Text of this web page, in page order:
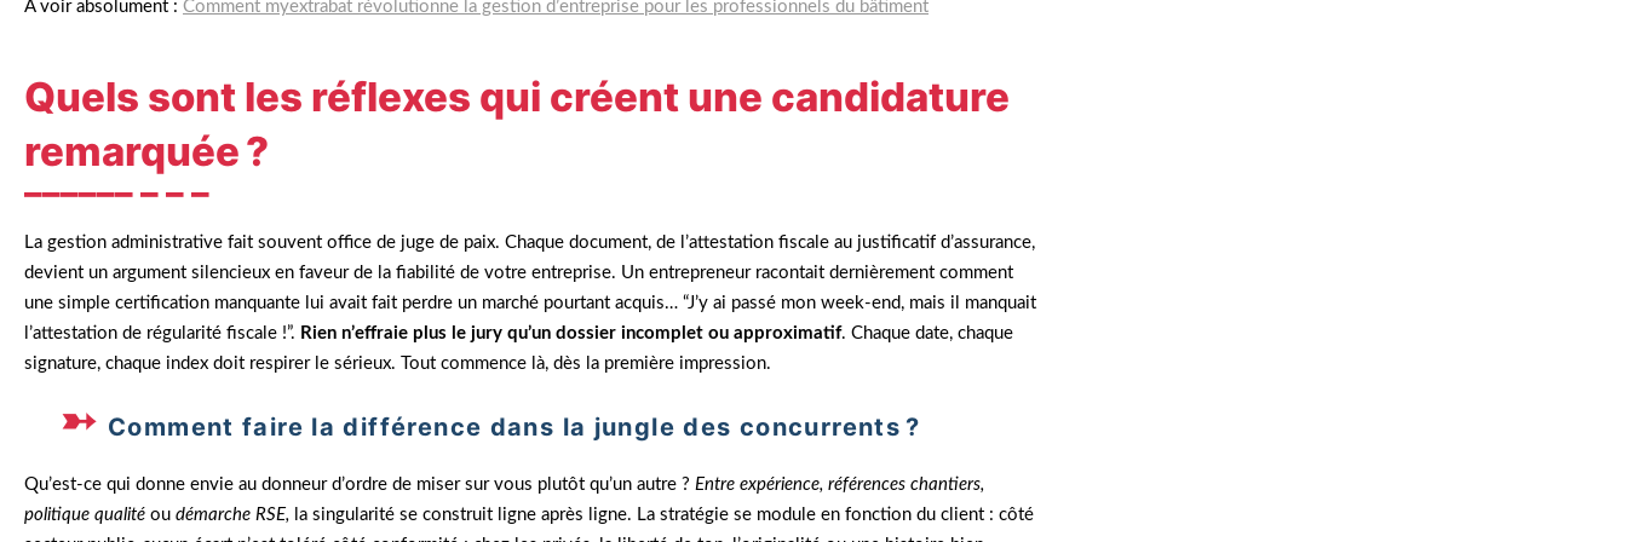
À voir absolument : Comment myextrabat révolutionne la gestion d’entreprise pour les professionnels du bâtiment
Quels sont les réflexes qui créent une candidature
remarquée ?
La gestion administrative fait souvent office de juge de paix. Chaque document, de l’attestation fiscale au justificatif d’assurance,
devient un argument silencieux en faveur de la fiabilité de votre entreprise. Un entrepreneur racontait dernièrement comment
une simple certification manquante lui avait fait perdre un marché pourtant acquis… “J’y ai passé mon week-end, mais il manquait
l’attestation de régularité fiscale !”. Rien n’effraie plus le jury qu’un dossier incomplet ou approximatif. Chaque date, chaque
signature, chaque index doit respirer le sérieux. Tout commence là, dès la première impression.
Comment faire la différence dans la jungle des concurrents ?
Qu’est-ce qui donne envie au donneur d’ordre de miser sur vous plutôt qu’un autre ? Entre expérience, références chantiers,
politique qualité ou démarche RSE, la singularité se construit ligne après ligne. La stratégie se module en fonction du client : côté